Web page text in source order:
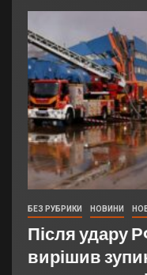
БЕЗ РУБРИКИ НОВИНИ
Після удару
вирішив